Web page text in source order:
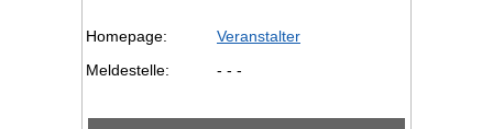
Homepage:
Veranstalter
Meldestelle:
- - -